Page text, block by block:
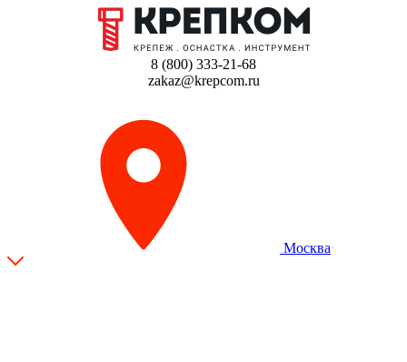
8 (800) 333-21-68
zakaz@krepcom.ru
Москва